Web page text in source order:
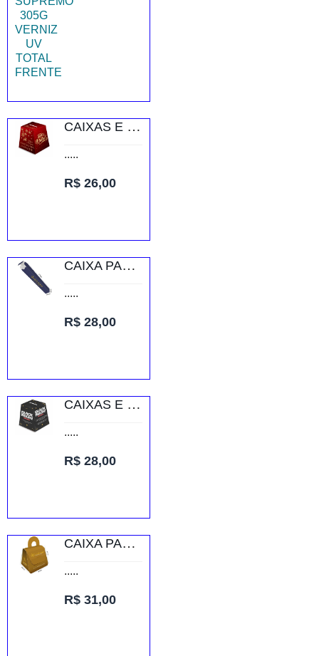
CAIXAS E EMBALAGENS CAIXAS PERSONALIZADAS URNA PERSONALIZADA COUCHÊ 250G
.....
R$ 26,00
CAIXA PARA CANETAS RECICLATO 250G SEM VERNIZ
.....
R$ 28,00
CAIXAS E EMBALAGENS CAIXAS PERSONALIZADAS URNA PERSONALIZADA COUCHÊ 300G
.....
R$ 28,00
CAIXA PARA BIJUTERIAS RECICLATO 250G SEM VERNIZ
.....
R$ 31,00